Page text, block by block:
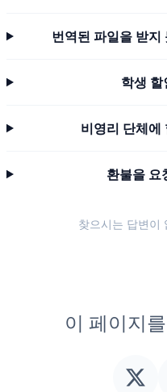
번역된 파일을 받
학생
비영리 단체에
환불을 요
찾으시는 답변이
이 페이지